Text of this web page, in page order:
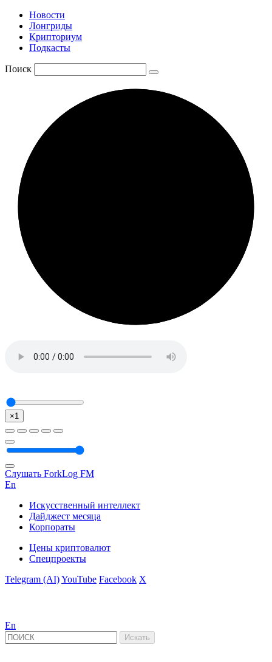
Новости
Лонгриды
Крипториум
Подкасты
Поиск
×1
Слушать ForkLog FM
En
Искусственный интеллект
Дайджест месяца
Корпораты
Цены криптовалют
Спецпроекты
Telegram (AI)YouTube Facebook X
En